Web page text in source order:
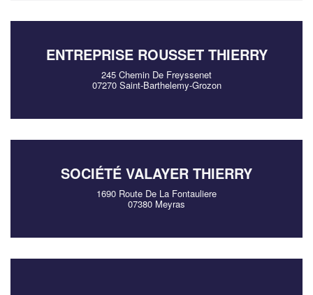
ENTREPRISE ROUSSET THIERRY
245 Chemin De Freyssenet
07270 Saint-Barthelemy-Grozon
SOCIÉTÉ VALAYER THIERRY
1690 Route De La Fontauliere
07380 Meyras